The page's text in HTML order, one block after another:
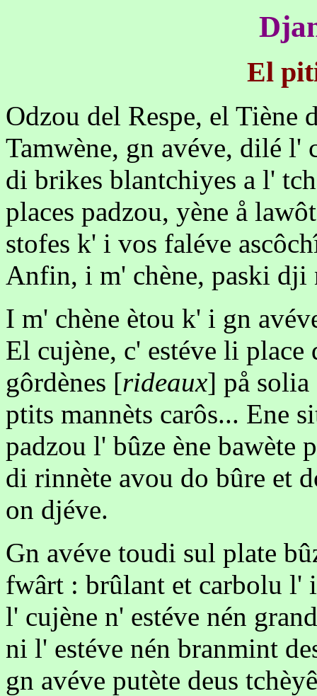
El
Odzou del Respe, el
Tamwène, gn avéve, dilé l'
di brikes blantchiyes a l'
places padzou, yène å
stofes k' i vos faléve
Anfin, i m' chène, paski dji
I m' chène ètou k' i gn
El cujène, c' estéve li
gôrdènes [rideaux] på solia
ptits mannèts carôs... Ene
padzou l' bûze ène bawète
di rinnète avou do bûre et
on djéve.
Gn avéve toudi sul plate
fwârt : brûlant et carbolu l'
l' cujène n' estéve nén
ni l' estéve nén branmint
gn avéve putète deus